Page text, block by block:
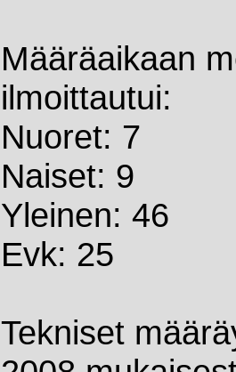
Määräaikaan
ilmoittautui:
Nuoret: 7
Naiset: 9
Yleinen: 46
Evk: 25
Tekniset